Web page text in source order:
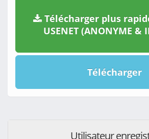
Télécharger plus
USENET (ANONYME &
Télécharger
Utilisateur